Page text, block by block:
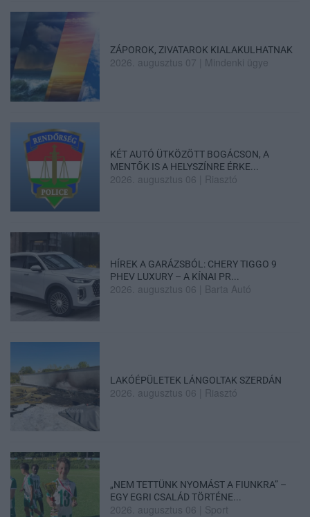
ZÁPOROK, ZIVATAROK KIALAKULHATNAK
2026. augusztus 07 Mindenki ügye
KÉT AUTÓ ÜTKÖZÖTT BOGÁCSON, A
MENTŐK IS A HELYSZÍNRE ÉRKE...
2026. augusztus 06 Riasztó
HÍREK A GARÁZSBÓL: CHERY TIGGO 9
PHEV LUXURY – A KÍNAI PR...
2026. augusztus 06 Barta Autó
LAKÓÉPÜLETEK LÁNGOLTAK SZERDÁN
2026. augusztus 06 Riasztó
„NEM TETTÜNK NYOMÁST A FIUNKRA” –
EGY EGRI CSALÁD TÖRTÉNE...
2026. augusztus 06 Sport